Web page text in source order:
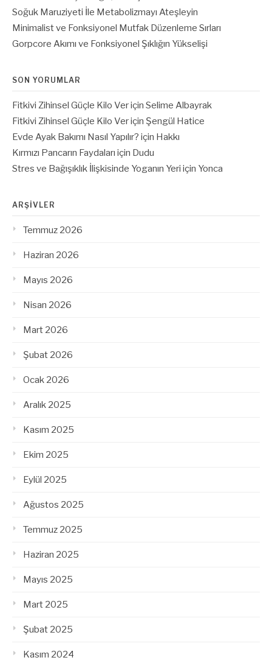
Soğuk Maruziyeti İle Metabolizmayı Ateşleyin
Minimalist ve Fonksiyonel Mutfak Düzenleme Sırları
Gorpcore Akımı ve Fonksiyonel Şıklığın Yükselişi
SON YORUMLAR
Fitkivi Zihinsel Güçle Kilo Veriçin Selime Albayrak
Fitkivi Zihinsel Güçle Kilo Veriçin Şengül Hatice
Evde Ayak Bakımı Nasıl Yapılır? için Hakkı
Kırmızı Pancarın Faydaları için Dudu
Stres ve Bağışıklık İlişkisinde Yoganın Yeri için Yonca
ARŞIVLER
Temmuz 2026
Haziran 2026
Mayıs 2026
Nisan 2026
Mart 2026
Şubat 2026
Ocak 2026
Aralık 2025
Kasım 2025
Ekim 2025
Eylül 2025
Ağustos 2025
Temmuz 2025
Haziran 2025
Mayıs 2025
Mart 2025
Şubat 2025
Kasım 2024